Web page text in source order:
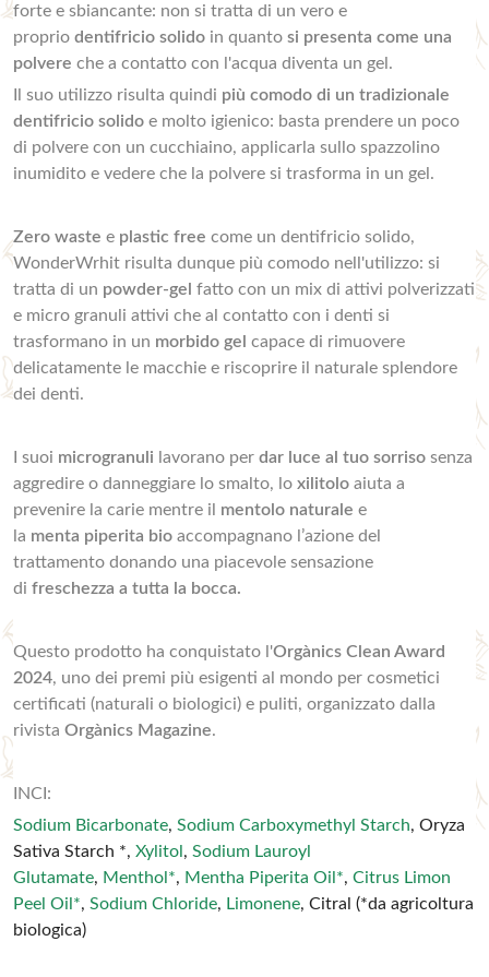
forte e sbiancante: non si tratta di un vero e
proprio dentifricio solido in quanto si presenta come una
polvere che a contatto con l'acqua diventa un gel.
Il suo utilizzo risulta quindi più comodo di un tradizionale
dentifricio solido e molto igienico: basta prendere un poco
di polvere con un cucchiaino, applicarla sullo spazzolino
inumidito e vedere che la polvere si trasforma in un gel.
Zero waste e plastic free come un dentifricio solido,
WonderWrhit risulta dunque più comodo nell'utilizzo: si
tratta di un powder-gel fatto con un mix di attivi polverizzati
e micro granuli attivi che al contatto con i denti si
trasformano in un morbido gel capace di rimuovere
delicatamente le macchie e riscoprire il naturale splendore
dei denti.
I suoi microgranuli lavorano per dar luce al tuo sorriso senza
aggredire o danneggiare lo smalto, lo xilitolo aiuta a
prevenire la carie mentre il mentolo naturale e
la menta piperita bio accompagnano l’azione del
trattamento donando una piacevole sensazione
di freschezza a tutta la bocca.
Questo prodotto ha conquistato l'Orgànics Clean Award
2024, uno dei premi più esigenti al mondo per cosmetici
certificati (naturali o biologici) e puliti, organizzato dalla
rivista Orgànics Magazine.
INCI:
Sodium Bicarbonate, Sodium Carboxymethyl Starch, Oryza
Sativa Starch *, Xylitol , Sodium Lauroyl
Glutamate, Menthol*, Mentha Piperita Oil*, Citrus Limon
Peel Oil*, Sodium Chloride, Limonene, Citral (*da agricoltura
biologica)